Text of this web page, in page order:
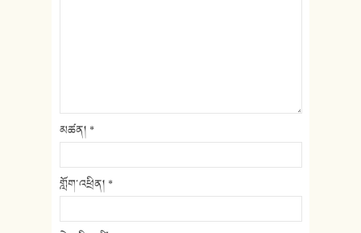
མཚན། *
གློག་འཕྲིན། *